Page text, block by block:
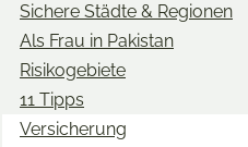
Sichere Städte & Regionen
Als Frau in Pakistan
Risikogebiete
11 Tipps
Versicherung